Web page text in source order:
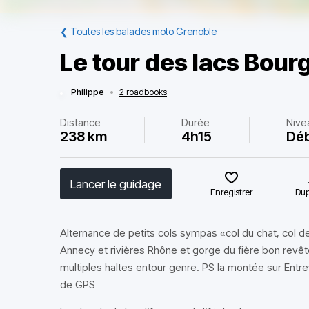
❮ Toutes les balades moto Grenoble
Le tour des lacs
Philippe • 2 roadbooks
Distance
238 km
Durée
4h15
Lancer le guidage
Enregistrer
Alternance de petits cols sympas «col du chat, col
Annecy et rivières Rhône et gorge du fière bon
multiples haltes entour genre. PS la montée sur
de GPS